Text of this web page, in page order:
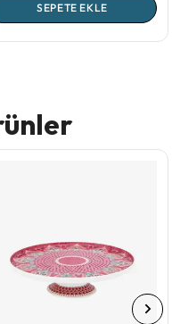
SEPETE EKLE